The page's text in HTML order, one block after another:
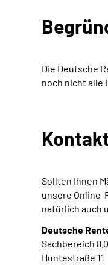
Die Deutsche
noch nicht alle
Sollten Ihnen
unsere Online-
natürlich auch
Deutsche
Sachbereich
Huntestraße 11